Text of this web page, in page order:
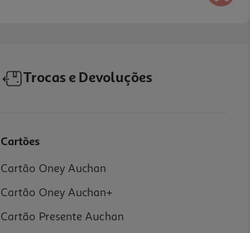
Trocas e Devoluções
Cartões
Cartão Oney Auchan
Cartão Oney Auchan+
Cartão Presente Auchan